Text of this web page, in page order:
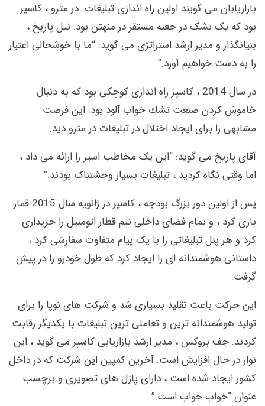
بازاریابان می گویند اولین راه اندازی تبلیغات در مترو ، کاسپر
بود که یک تشک در جعبه مستقر در منهتن بود. نیل پاریخ ،
بنیانگذار و مدیر ارشد استراتژی می گوید: “ما با خوشحالی اعتبار
را به دست خواهیم آورد.”
در سال 2014 ، كاسپر راه اندازی كوچكی بود كه به دنبال
خاموش كردن صنعت تشك خواب آلود بود. این فرصت
مشابهی را برای ایجاد اختلال در تبلیغات در مترو دید.
آقای پاریخ می گوید: “این یک مخاطب اسیر را ارائه می داد ،
اما وقتی نگاه کردید ، تبلیغات بسیار وحشتناک بودند.”
پس از اولین دور بزرگ بودجه ، کاسپر در ژانویه سال 2015 قمار
بازی کرد ، و تمام فضای داخلی نیم قطار اتومبیل را خریداری
کرد و هر پنل تبلیغاتی را با یک پیام متفاوت سفارشی کرد ،
داستانی هوشمندانه ای را ایجاد کرد که طول خودرو را در پیش
گرفت.
این حرکت باعث تقلید بسیاری شد و شرکت های نوپا را برای
تولید هوشمندانه ترین و تعاملی ترین تبلیغات با یکدیگر رقابت
کردند. جف بروکس ، مدیر ارشد بازاریابی کاسپر می گوید ، این
نوار در حال افزایش است. آخرین کمپین این شرکت که در داخل
کشور ایجاد شده است ، دارای پازل های تصویری و برچسب
عنوان “خواب جواب است.”